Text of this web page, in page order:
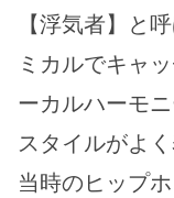
【浮気者】と
ミカルでキャ
ーカルハーモ
スタイルがよ
当時のヒップ